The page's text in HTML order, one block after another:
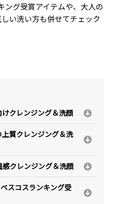
ング受賞アイテムや、大人の
い洗い方も併せてチェック
けクレンジング＆洗顔
上質クレンジング＆洗
感クレンジング＆洗顔
スコスランキング受